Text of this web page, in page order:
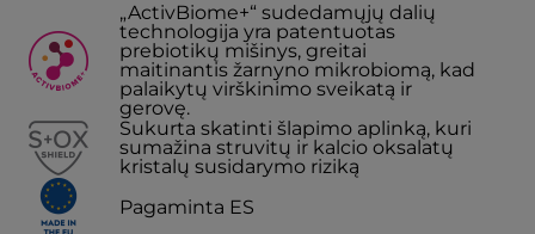
„ActivBiome+“ sudedamųjų dalių
technologija yra patentuotas
prebiotikų mišinys, greitai
maitinantis žarnyno mikrobiomą, kad
palaikytų virškinimo sveikatą ir
gerovę.
Sukurta skatinti šlapimo aplinką, kuri
sumažina struvitų ir kalcio oksalatų
kristalų susidarymo riziką
Pagaminta ES